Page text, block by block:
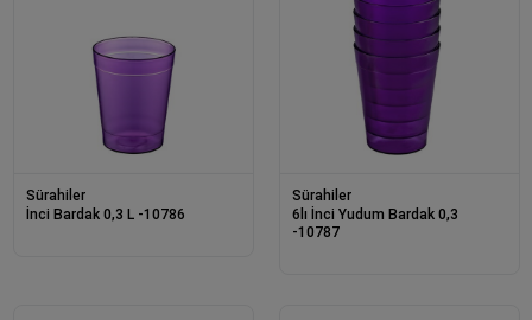
Sürahiler
İnci Bardak 0,3 L -10786
Sürahiler
6lı İnci Yudum Bardak 0,3
-10787